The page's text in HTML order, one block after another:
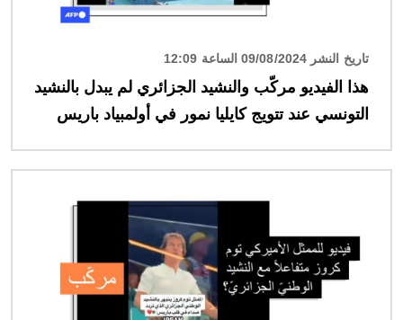
تاريخ النشر 09/08/2024 الساعة 12:09
هذا الفيديو مركّب والنشيد الجزائري لم يبدل بالنشيد
التونسي عند تتويج كايليا نمور في أولمبياد باريس